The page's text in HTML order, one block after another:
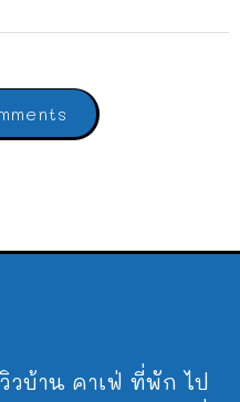
วบ้าน คาเฟ่ ที่พัก ไป